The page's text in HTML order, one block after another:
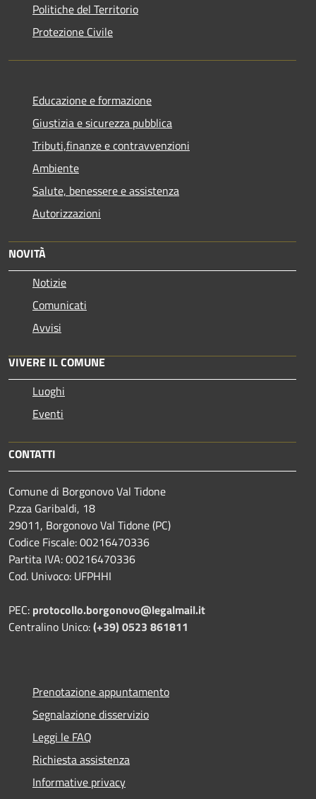
Politiche del Territorio
Protezione Civile
Educazione e formazione
Giustizia e sicurezza pubblica
Tributi,finanze e contravvenzioni
Ambiente
Salute, benessere e assistenza
Autorizzazioni
NOVITÀ
Notizie
Comunicati
Avvisi
VIVERE IL COMUNE
Luoghi
Eventi
CONTATTI
Comune di Borgonovo Val Tidone
P.zza Garibaldi, 18
29011, Borgonovo Val Tidone (PC)
Codice Fiscale: 00216470336
Partita IVA: 00216470336
Cod. Univoco: UFPHHI
PEC: protocollo.borgonovo@legalmail.it
Centralino Unico:(+39) 0523 861811
Prenotazione appuntamento
Segnalazione disservizio
Leggi le FAQ
Richiesta assistenza
Informative privacy